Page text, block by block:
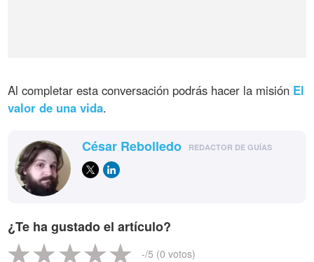
Al completar esta conversación podrás hacer la misión El
valor de una vida.
César Rebolledo REDACTOR DE GUÍAS
¿Te ha gustado el artículo?
-/5 (0 votos)